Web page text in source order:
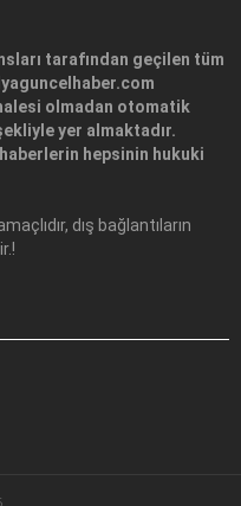
tarafından geçilen tüm
olmadan otomatik
yer almaktadır.
hepsinin hukuki
dış bağlantıların